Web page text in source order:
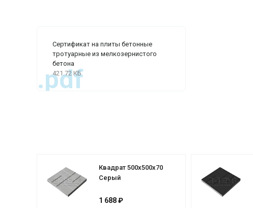
Сертификат на плиты бетонные
тротуарные из мелкозернистого
бетона
421.72 КБ
.pdf
Квадрат 500х500х70
Серый
1 688 ₽